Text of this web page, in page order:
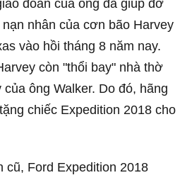
đoàn của ông đã giúp đỡ
nhân của cơn bão Harvey
vào hồi tháng 8 năm nay.
còn "thổi bay" nhà thờ
ông Walker. Do đó, hãng
chiếc Expedition 2018 cho
Ford Expedition 2018